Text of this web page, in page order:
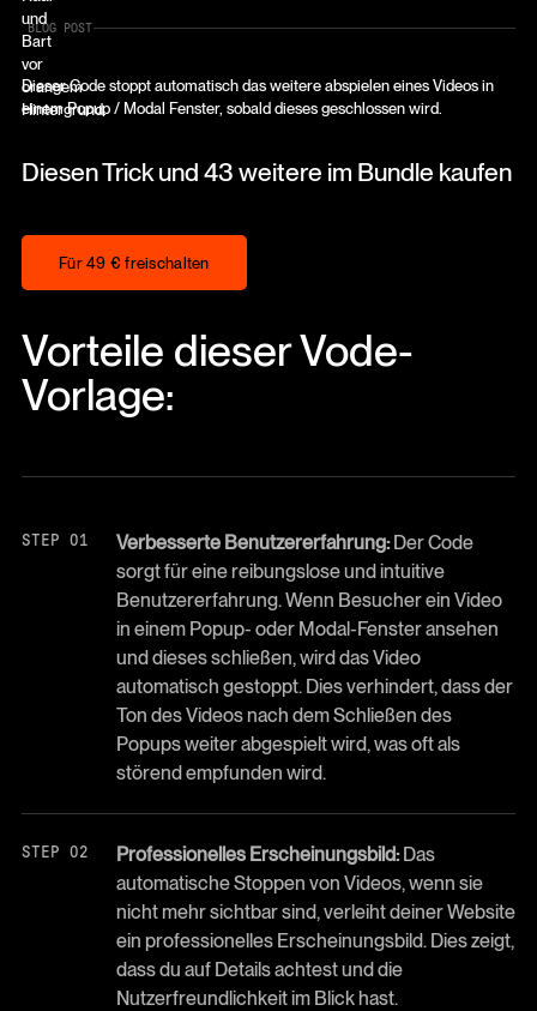
BLOG POST
Dieser Code stoppt automatisch das weitere abspielen eines Videos in
einem Popup / Modal Fenster, sobald dieses geschlossen wird.
Diesen Trick und 43 weitere im Bundle kaufen
Für 49 € freischalten
Für 49 € freischalten
Vorteile dieser Vode-
Vorlage:
Verbesserte Benutzererfahrung:Der Code
sorgt für eine reibungslose und intuitive
Benutzererfahrung. Wenn Besucher ein Video
in einem Popup- oder Modal-Fenster ansehen
und dieses schließen, wird das Video
automatisch gestoppt. Dies verhindert, dass der
Ton des Videos nach dem Schließen des
Popups weiter abgespielt wird, was oft als
störend empfunden wird.
Professionelles Erscheinungsbild:Das
automatische Stoppen von Videos, wenn sie
nicht mehr sichtbar sind, verleiht deiner Website
ein professionelles Erscheinungsbild. Dies zeigt,
dass du auf Details achtest und die
Nutzerfreundlichkeit im Blick hast.